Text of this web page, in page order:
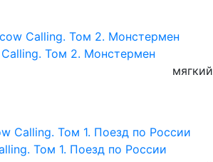
Том 2. Монстермен
мягкий
Том 1. Поезд по России